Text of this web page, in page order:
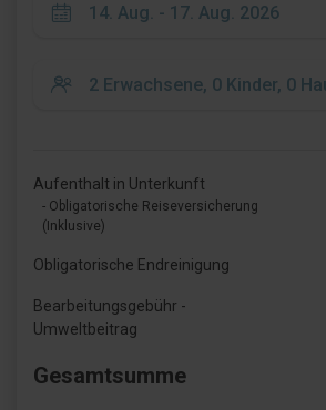
Aufenthalt in Unterkunft
- Obligatorische Reiseversicherung
(Inklusive)
Obligatorische Endreinigung
Bearbeitungsgebühr -
Umweltbeitrag
Gesamtsumme